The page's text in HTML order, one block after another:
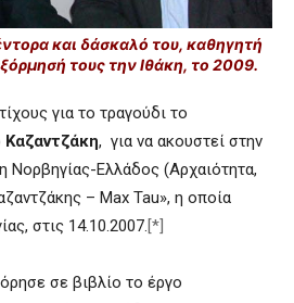
και δάσκαλό του, καθηγητή
τους την Ιθάκη, το 2009.
για το τραγούδι το
Καζαντζάκη, για να ακουστεί στην
Νορβηγίας-Ελλάδος (Αρχαιότητα,
– Max Tau», η οποία
στις 14.10.2007. [*]
σε βιβλίο το έργο